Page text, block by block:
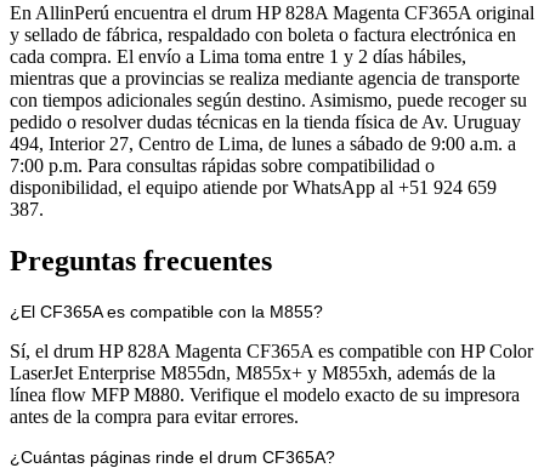
En AllinPerú encuentra el drum HP 828A Magenta CF365A original
y sellado de fábrica, respaldado con boleta o factura electrónica en
cada compra. El envío a Lima toma entre 1 y 2 días hábiles,
mientras que a provincias se realiza mediante agencia de transporte
con tiempos adicionales según destino. Asimismo, puede recoger su
pedido o resolver dudas técnicas en la tienda física de Av. Uruguay
494, Interior 27, Centro de Lima, de lunes a sábado de 9:00 a.m. a
7:00 p.m. Para consultas rápidas sobre compatibilidad o
disponibilidad, el equipo atiende por WhatsApp al +51 924 659
387.
Preguntas frecuentes
¿El CF365A es compatible con la M855?
Sí, el drum HP 828A Magenta CF365A es compatible con HP Color
LaserJet Enterprise M855dn, M855x+ y M855xh, además de la
línea flow MFP M880. Verifique el modelo exacto de su impresora
antes de la compra para evitar errores.
¿Cuántas páginas rinde el drum CF365A?